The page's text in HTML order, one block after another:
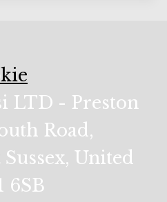
LTD - Preston
Road,
United
6SB